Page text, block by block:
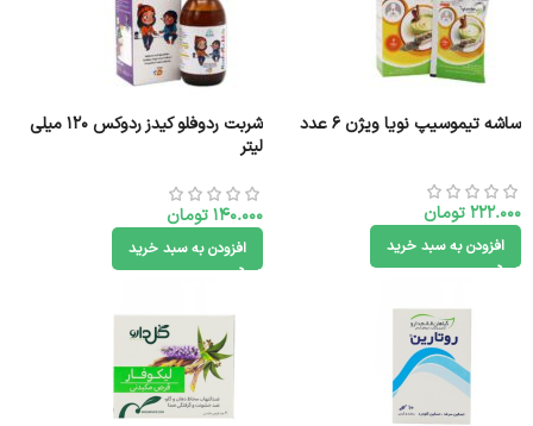
ساشه تیموسیپ نویا ویژن 6 عدد
222.000تومان
افزودن به سبد خرید
شربت ردوفلو کیدز ردوکس 120 میلی
لیتر
140.000تومان
افزودن به سبد خرید